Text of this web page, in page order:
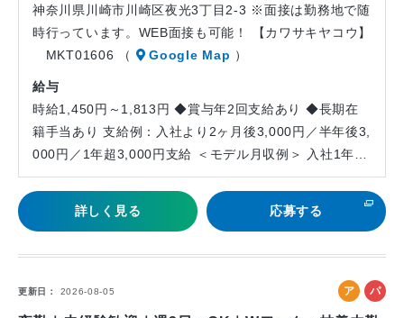
神奈川県川崎市川崎区夜光3丁目2-3 ※面接は勤務地で随
時行っています。WEB面接も可能！ 【カワサキヤコウ】
MKT01606 （
Google Map ）
給与
時給1,450円～1,813円 ◆賞与年2回支給あり ◆長期在
籍手当あり 支給例：入社より2ヶ月後3,000円／半年後3,
000円／1年超3,000円支給 ＜モデル月収例＞ 入社1年…
詳しく見る 応募する
更新日 2026-08-05
ア
ル
パ
ー